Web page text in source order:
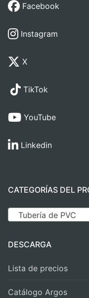
Facebook
Instagram
X
TikTok
YouTube
Linkedin
CATEGORÍAS DEL
Tubería de PVC
DESCARGA
Lista de precios
Catálogo Argos